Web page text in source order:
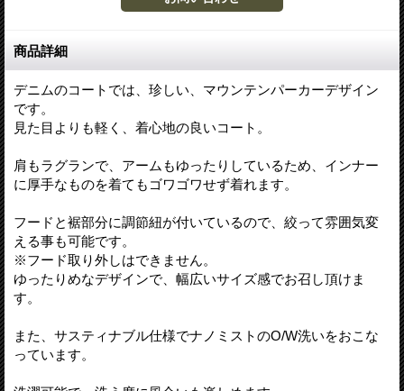
商品詳細
デニムのコートでは、珍しい、マウンテンパーカーデザイン
です。
見た目よりも軽く、着心地の良いコート。
肩もラグランで、アームもゆったりしているため、インナー
に厚手なものを着てもゴワゴワせず着れます。
フードと裾部分に調節紐が付いているので、絞って雰囲気変
える事も可能です。
※フード取り外しはできません。
ゆったりめなデザインで、幅広いサイズ感でお召し頂けま
す。
また、サスティナブル仕様でナノミストのO/W洗いをおこな
っています。